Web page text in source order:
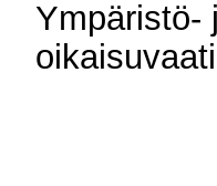
Ympäristö-